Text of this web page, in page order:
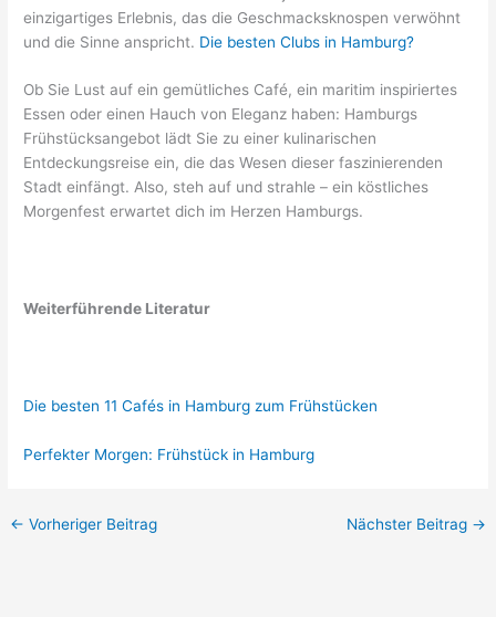
einzigartiges Erlebnis, das die Geschmacksknospen verwöhnt
und die Sinne anspricht. Die besten Clubs in Hamburg?
Ob Sie Lust auf ein gemütliches Café, ein maritim inspiriertes
Essen oder einen Hauch von Eleganz haben: Hamburgs
Frühstücksangebot lädt Sie zu einer kulinarischen
Entdeckungsreise ein, die das Wesen dieser faszinierenden
Stadt einfängt. Also, steh auf und strahle – ein köstliches
Morgenfest erwartet dich im Herzen Hamburgs.
Weiterführende Literatur
Die besten 11 Cafés in Hamburg zum Frühstücken
Perfekter Morgen: Frühstück in Hamburg
← Vorheriger Beitrag Nächster Beitrag →